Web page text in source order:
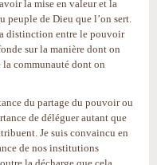
la mise en valeur et la
peuple de Dieu que l’on sert.
distinction entre le pouvoir
sur la manière dont on
la communauté dont on
du partage du pouvoir ou
de déléguer autant que
Je suis convaincu en
de nos institutions